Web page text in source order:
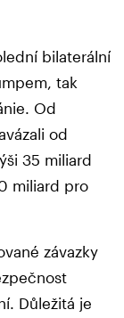
bilaterální
tak
Od
od
35 miliard
miliard pro
závazky
Důležitá je